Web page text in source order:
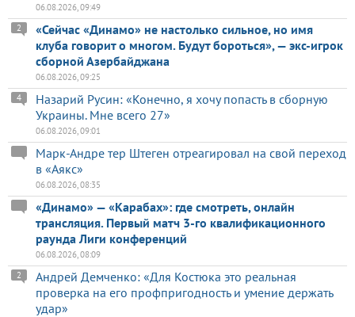
06.08.2026, 09:49
«Сейчас «Динамо» не настолько сильное, но имя
клуба говорит о многом. Будут бороться», — экс-игрок
сборной Азербайджана
2
06.08.2026, 09:25
Назарий Русин: «Конечно, я хочу попасть в сборную
Украины. Мне всего 27»
4
06.08.2026, 09:01
Марк-Андре тер Штеген отреагировал на свой переход
в «Аякс»
06.08.2026, 08:35
«Динамо» — «Карабах»: где смотреть, онлайн
трансляция. Первый матч 3-го квалификационного
раунда Лиги конференций
06.08.2026, 08:09
Андрей Демченко: «Для Костюка это реальная
проверка на его профпригодность и умение держать
удар»
2